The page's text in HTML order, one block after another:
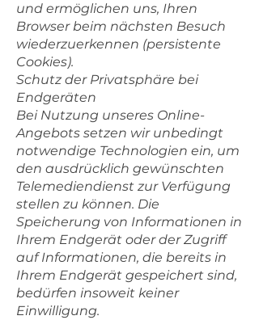
und ermöglichen uns, Ihren
Browser beim nächsten Besuch
wiederzuerkennen (persistente
Cookies).
Schutz der Privatsphäre bei
Endgeräten
Bei Nutzung unseres Online-
Angebots setzen wir unbedingt
notwendige Technologien ein, um
den ausdrücklich gewünschten
Telemediendienst zur Verfügung
stellen zu können. Die
Speicherung von Informationen in
Ihrem Endgerät oder der Zugriff
auf Informationen, die bereits in
Ihrem Endgerät gespeichert sind,
bedürfen insoweit keiner
Einwilligung.